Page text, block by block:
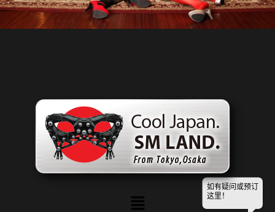
如有疑问或预订
这里！
菜